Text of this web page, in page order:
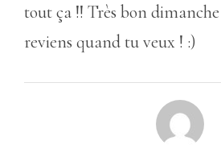
tout ça !! Très bon
reviens quand tu veux ! :)